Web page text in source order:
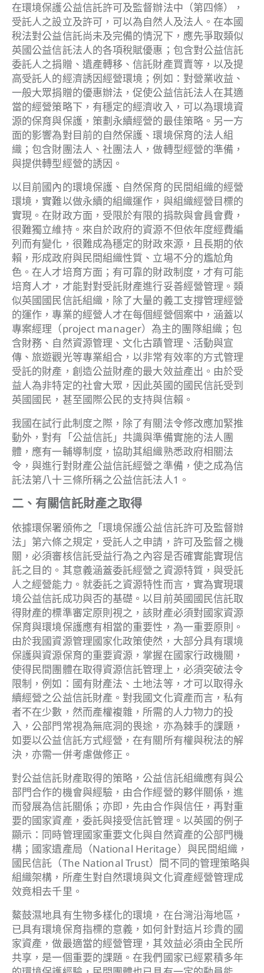
在環境保護公益信託許可及監督辦法中（第四條），
受託人之設立及許可，可以為自然人及法人。在本國
稅法對公益信託尚未及完備的情況下，應先爭取類似
英國公益信託法人的各項稅賦優惠；包含對公益信託
委託人之捐贈、遺產轉移、信託財產買賣等，以及提
高受託人的經濟誘因經營環境；例如：對營業收益、
一般大眾捐贈的優惠辦法，促使公益信託法人在其適
當的經營策略下，有穩定的經濟收入，可以為環境資
源的保育與保護，策劃永續經營的最佳策略。另一方
面的影響為對目前的自然保護、環境保育的法人組
織；包含財團法人、社團法人，做轉型經營的準備，
與提供轉型經營的誘因。
以目前國內的環境保護、自然保育的民間組織的經營
環境，實難以做永續的組織運作，與組織經營目標的
實現。在財政方面，受限於有限的捐款與會員會費，
很難獨立維持。來自於政府的資源不但依年度經費編
列而有變化，很難成為穩定的財政來源，且長期的依
賴，形成政府與民間組織性質、立場不分的尷尬角
色。在人才培育方面；有可靠的財政制度，才有可能
培育人才，才能對對受託財產進行妥善經營管理。類
似英國國民信託組織，除了大量的義工支撐管理經營
的運作，專業的經營人才在每個經營個案中，涵蓋以
專案經理（project manager）為主的團隊組織；包
含財務、自然資源管理、文化古蹟管理、活動與宣
傳、旅遊觀光等專業組合，以非常有效率的方式管理
受託的財產，創造公益財產的最大效益產出。由於受
益人為非特定的社會大眾，因此英國的國民信託受到
英國國民，甚至國際公民的支持與信賴。
我國在試行此制度之際，除了有關法令修改應加緊推
動外，對有「公益信託」共識與準備實施的法人團
體，應有一輔導制度，協助其組織熟悉政府相關法
令，與進行對財產公益信託經營之準備，使之成為信
託法第八十三條所稱之公益信託法人1。
二、有關信託財產之取得
依據環保署頒佈之「環境保護公益信託許可及監督辦
法」第六條之規定，受託人之申請，許可及監督之機
關，必須審核信託受益行為之內容是否確實能實現信
託之目的。其意義涵蓋委託經營之資源特質，與受託
人之經營能力。就委託之資源特性而言，實為實現環
境公益信託成功與否的基礎。以目前英國國民信託取
得財產的標準審定原則視之，該財產必須對國家資源
保育與環境保護應有相當的重要性，為一重要原則。
由於我國資源管理國家化政策使然，大部分具有環境
保護與資源保育的重要資源，掌握在國家行政機關，
使得民間團體在取得資源信託管理上，必須突破法令
限制，例如：國有財產法、土地法等，才可以取得永
續經營之公益信託財產。對我國文化資產而言，私有
者不在少數，然而產權複雜，所需的人力物力的投
入，公部門常視為無底洞的畏途，亦為棘手的課題，
如要以公益信託方式經營，在有關所有權與稅法的解
決，亦需一併考慮做修正。
對公益信託財產取得的策略，公益信託組織應有與公
部門合作的機會與經驗，由合作經營的夥伴關係，進
而發展為信託關係；亦即，先由合作與信任，再對重
要的國家資產，委託與接受信託管理。以英國的例子
顯示：同時管理國家重要文化與自然資產的公部門機
構；國家遺產局（National Heritage）與民間組織，
國民信託（The National Trust）間不同的管理策略與
組織架構，所產生對自然環境與文化資產經營管理成
效竟相去千里。
鰲鼓濕地具有生物多樣化的環境，在台灣沿海地區，
已具有環境保育指標的意義，如何針對這片珍貴的國
家資產，做最適當的經營管理，其效益必須由全民所
共享，是一個重要的課題。在我們國家已經累積多年